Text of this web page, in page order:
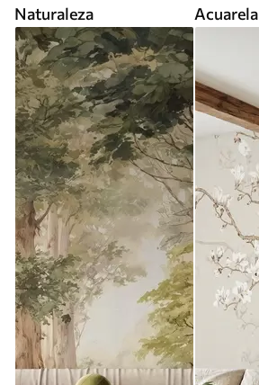
Naturaleza Acuarela